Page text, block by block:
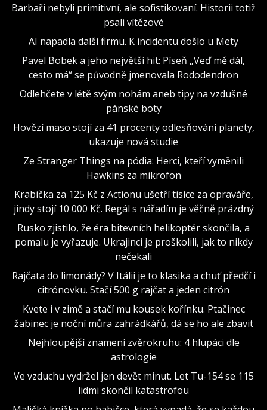
Barbaři nebyli primitivní, ale sofistikovaní. Historii totiž
psali vítězové
AI napadla další firmu. K incidentu došlo u Mety
Pavel Bobek a jeho největší hit: Píseň „Veď mě dál,
cesto má“ se původně jmenovala Rododendron
Odlehčete v létě svým nohám aneb tipy na vzdušné
pánské boty
Hovězí maso stojí za 41 procenty odlesňování planety,
ukazuje nová studie
Ze Stranger Things na pódia: Herci, kteří vyměnili
Hawkins za mikrofon
Krabička za 125 Kč z Actionu ušetří tisíce za opraváře,
jindy stojí 10 000 Kč. Regál s nářadím je věčně prázdný
Rusko zjistilo, že éra bitevních helikoptér skončila, a
pomalu je vyřazuje. Ukrajinci je proškolili, jak to nikdy
nečekali
Rajčata do limonády? V Itálii je to klasika a chuť předčí i
citrónovku. Stačí 500 g rajčat a jeden citrón
Kvete i v zimě a stačí mu kousek kořínku. Ptačinec
žabinec je noční můra zahrádkářů, dá se ho ale zbavit
Nejhloupější znamení zvěrokruhu: 4 hlupáci dle
astrologie
Ve vzduchu vydržel jen devět minut. Let Tu-154 se 115
lidmi skončil katastrofou